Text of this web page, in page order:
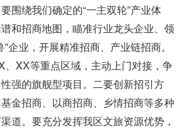
围绕我们确定的“一主双轮”产业体
和招商地图，瞄准行业龙头企业、领
企业，开展精准招商、产业链招商。
、XX等重点区域，主动上门对接，争
强的旗舰型项目。二要创新招引方
金招商、以商招商、乡情招商等多种
道。要充分发挥我区文旅资源优势，